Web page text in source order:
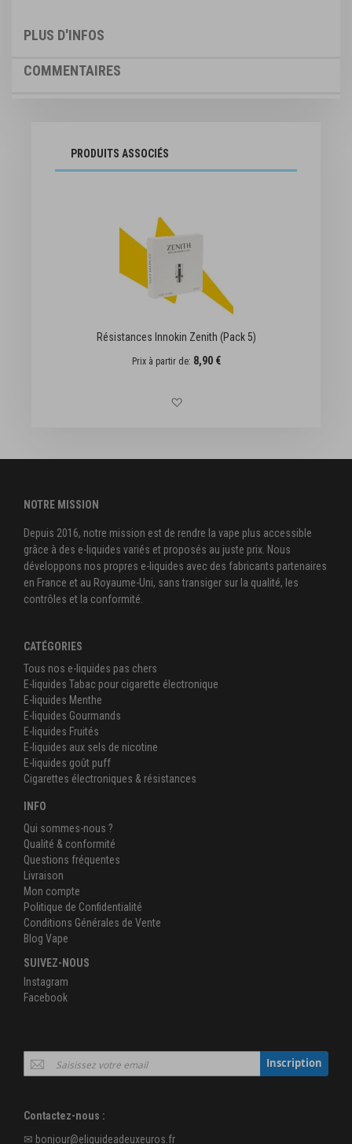
PLUS D'INFOS
COMMENTAIRES
PRODUITS ASSOCIÉS
Résistances Innokin Zenith (Pack 5)
Prix à partir de 8,90 €
NOTRE MISSION
Depuis 2016, notre mission est de rendre la vape plus accessible
grâce à des e-liquides variés et proposés au juste prix. Nous
développons nos propres e-liquides avec des fabricants partenaires
en France et au Royaume-Uni, sans transiger sur la qualité, les
contrôles et la conformité.
CATÉGORIES
Tous nos e-liquides pas chers
E-liquides Tabac pour cigarette électronique
E-liquides Menthe
E-liquides Gourmands
E-liquides Fruités
E-liquides aux sels de nicotine
E-liquides goût puff
Cigarettes électroniques & résistances
INFO
Qui sommes-nous ?
Qualité & conformité
Questions fréquentes
Livraison
Mon compte
Politique de Confidentialité
Conditions Générales de Vente
Blog Vape
SUIVEZ-NOUS
Instagram
Facebook
Inscription
à
:
Inscription
Contactez-nous :
✉ bonjour@eliquideadeuxeuros.fr